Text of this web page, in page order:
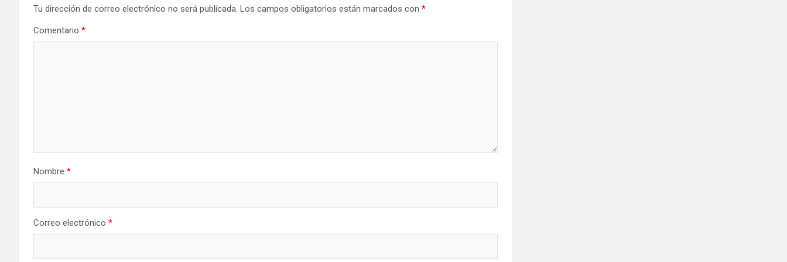
Tu dirección de correo electrónico no será publicada. Los campos obligatorios están marcados con *
Comentario *
Nombre *
Correo electrónico *